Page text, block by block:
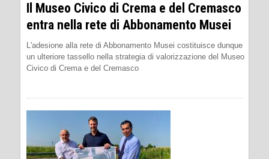
Il Museo Civico di Crema e del Cremasco
entra nella rete di Abbonamento Musei
L'adesione alla rete di Abbonamento Musei costituisce dunque
un ulteriore tassello nella strategia di valorizzazione del Museo
Civico di Crema e del Cremasco